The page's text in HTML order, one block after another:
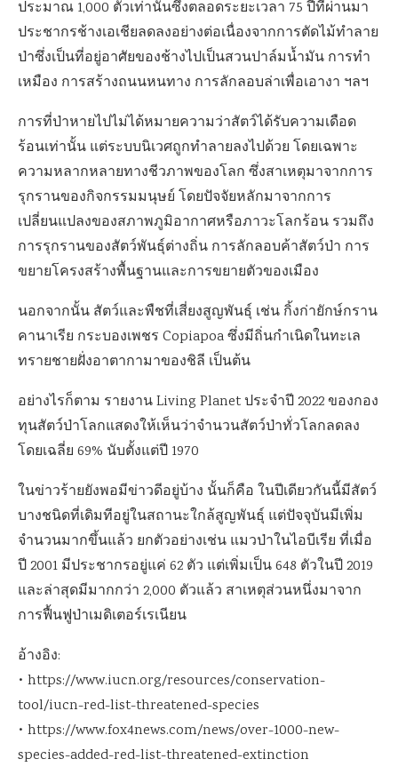
ประมาณ 1,000 ตัวเท่านั้นซึ่งตลอดระยะเวลา 75 ปีที่ผ่านมา
ประชากรช้างเอเชียลดลงอย่างต่อเนื่องจากการตัดไม้ทำลาย
ป่าซึ่งเป็นที่อยู่อาศัยของช้างไปเป็นสวนปาล์มน้ำมัน การทำ
เหมือง การสร้างถนนหนทาง การลักลอบล่าเพื่อเอางา ฯลฯ
การที่ป่าหายไปไม่ได้หมายความว่าสัตว์ได้รับความเดือด
ร้อนเท่านั้น แต่ระบบนิเวศถูกทำลายลงไปด้วย โดยเฉพาะ
ความหลากหลายทางชีวภาพของโลก ซึ่งสาเหตุมาจากการ
รุกรานของกิจกรรมมนุษย์ โดยปัจจัยหลักมาจากการ
เปลี่ยนแปลงของสภาพภูมิอากาศหรือภาวะโลกร้อน รวมถึง
การรุกรานของสัตว์พันธุ์ต่างถิ่น การลักลอบค้าสัตว์ป่า การ
ขยายโครงสร้างพื้นฐานและการขยายตัวของเมือง
นอกจากนั้น สัตว์และพืชที่เสี่ยงสูญพันธุ์ เช่น กิ้งก่ายักษ์กราน
คานาเรีย กระบองเพชร Copiapoa ซึ่งมีถิ่นกำเนิดในทะเล
ทรายชายฝั่งอาตากามาของชิลี เป็นต้น
อย่างไรก็ตาม รายงาน Living Planet ประจำปี 2022 ของกอง
ทุนสัตว์ป่าโลกแสดงให้เห็นว่าจำนวนสัตว์ป่าทั่วโลกลดลง
โดยเฉลี่ย 69% นับตั้งแต่ปี 1970
ในข่าวร้ายยังพอมีข่าวดีอยู่บ้าง นั้นก็คือ ในปีเดียวกันนี้มีสัตว์
บางชนิดที่เดิมทีอยู่ในสถานะใกล้สูญพันธุ์ แต่ปัจจุบันมีเพิ่ม
จำนวนมากขึ้นแล้ว ยกตัวอย่างเช่น แมวป่าในไอบีเรีย ที่เมื่อ
ปี 2001 มีประชากรอยู่แค่ 62 ตัว แต่เพิ่มเป็น 648 ตัวในปี 2019
และล่าสุดมีมากกว่า 2,000 ตัวแล้ว สาเหตุส่วนหนึ่งมาจาก
การฟื้นฟูป่าเมดิเตอร์เรเนียน
อ้างอิง:
• https://www.iucn.org/resources/conservation-
tool/iucn-red-list-threatened-species
• https://www.fox4news.com/news/over-1000-new-
species-added-red-list-threatened-extinction